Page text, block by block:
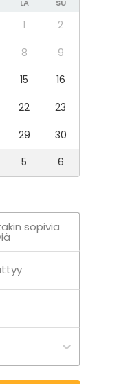
LA SU
1
2
8
9
15
16
22
23
29
30
5 6
sopivia